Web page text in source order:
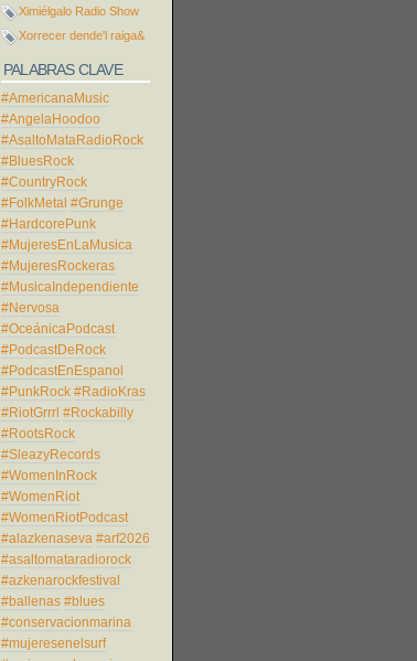
Ximiélgalo Radio Show
Xorrecer dende'l raiga&
PALABRAS CLAVE
#AmericanaMusic
#AngelaHoodoo
#AsaltoMataRadioRock
#BluesRock
#CountryRock
#FolkMetal #Grunge
#HardcorePunk
#MujeresEnLaMusica
#MujeresRockeras
#MusicaIndependiente
#Nervosa
#OceánicaPodcast
#PodcastDeRock
#PodcastEnEspanol
#PunkRock #RadioKras
#RiotGrrrl #Rockabilly
#RootsRock
#SleazyRecords
#WomenInRock
#WomenRiot
#WomenRiotPodcast
#alazkenaseva #arf2026
#asaltomataradiorock
#azkenarockfestival
#ballenas #blues
#conservacionmarina
#mujeresenelsurf